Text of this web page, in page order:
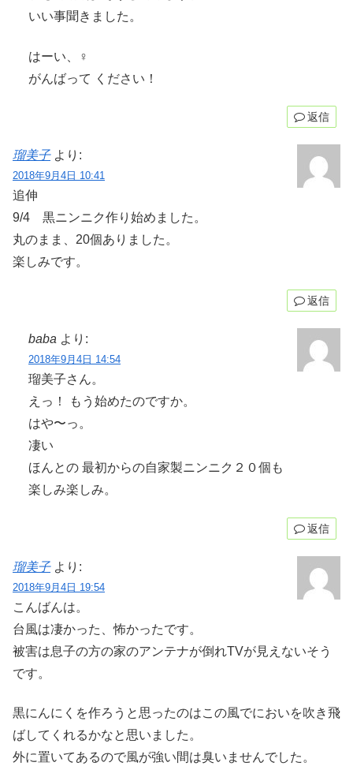
いい事聞きました。
はーい、‍♀️
がんばって ください！
返信
瑠美子 より:
2018年9月4日 10:41
追伸
9/4 黒ニンニク作り始めました。
丸のまま、20個ありました。
楽しみです。
返信
baba より:
2018年9月4日 14:54
瑠美子さん。
えっ！ もう始めたのですか。
はや〜っ。
凄い
ほんとの 最初からの自家製ニンニク２０個も
楽しみ楽しみ。
返信
瑠美子 より:
2018年9月4日 19:54
こんばんは。
台風は凄かった、怖かったです。
被害は息子の方の家のアンテナが倒れTVが見えないそう
です。
黒にんにくを作ろうと思ったのはこの風でにおいを吹き飛
ばしてくれるかなと思いました。
外に置いてあるので風が強い間は臭いませんでした。